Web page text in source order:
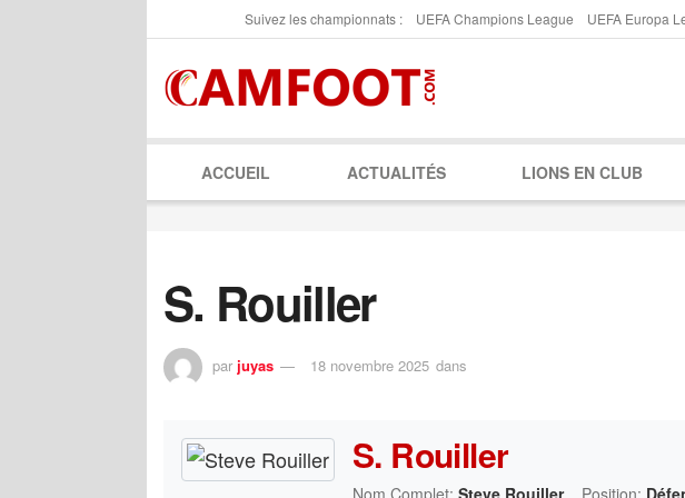
Suivez les championnats : UEFA Champions League UEFA Europa
ACCUEIL ACTUALITÉS LIONS EN CLUB
S. Rouiller
par juyas 18 novembre 2025 dans
S. Rouiller
Nom Complet: Steve Rouiller Position: